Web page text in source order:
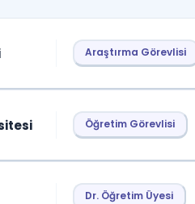
Araştırma Görevlisi
Öğretim Görevlisi
Dr. Öğretim Üyesi